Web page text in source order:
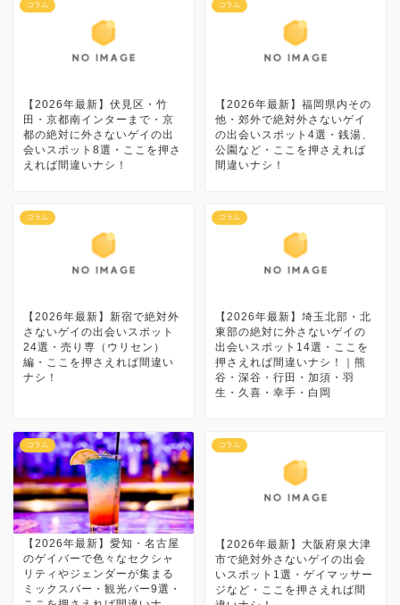
コラム
【2026年最新】伏見区・竹
田・京都南インターまで・京
都の絶対に外さないゲイの出
会いスポット8選・ここを押さ
えれば間違いナシ！
コラム
【2026年最新】福岡県内その
他・郊外で絶対外さないゲイ
の出会いスポット4選・銭湯、
公園など・ここを押さえれば
間違いナシ！
コラム
【2026年最新】新宿で絶対外
さないゲイの出会いスポット
24選・売り専（ウリセン）
編・ここを押さえれば間違い
ナシ！
コラム
【2026年最新】埼玉北部・北
東部の絶対に外さないゲイの
出会いスポット14選・ここを
押さえれば間違いナシ！｜熊
谷・深谷・行田・加須・羽
生・久喜・幸手・白岡
コラム
【2026年最新】愛知・名古屋
のゲイバーで色々なセクシャ
リティやジェンダーが集まる
ミックスバー・観光バー9選・
コラム
【2026年最新】大阪府泉大津
市で絶対外さないゲイの出会
いスポット1選・ゲイマッサー
ジなど・ここを押さえれば間